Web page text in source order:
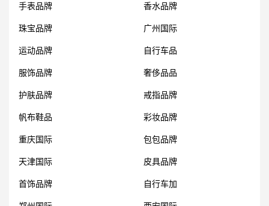
手表品牌 香水品牌
珠宝品牌 广州国际
运动品牌 自行车品
服饰品牌 奢侈品品
护肤品牌 戒指品牌
帆布鞋品 彩妆品牌
重庆国际 包包品牌
天津国际 皮具品牌
首饰品牌 自行车加